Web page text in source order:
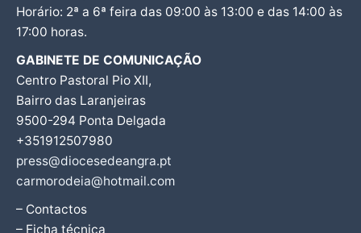
Horário: 2ª a 6ª feira das 09:00 às 13:00 e das 14:00 às
17:00 horas.
GABINETE DE COMUNICAÇÃO
Centro Pastoral Pio XII,
Bairro das Laranjeiras
9500-294 Ponta Delgada
+351912507980
press@diocesedeangra.pt
carmorodeia@hotmail.com
– Contactos
– Ficha técnica